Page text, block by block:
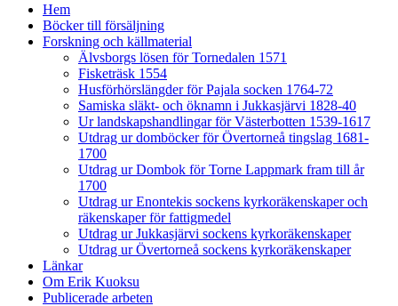
Hem
Böcker till försäljning
Forskning och källmaterial
Älvsborgs lösen för Tornedalen 1571
Fisketräsk 1554
Husförhörslängder för Pajala socken 1764-72
Samiska släkt- och öknamn i Jukkasjärvi 1828-40
Ur landskapshandlingar för Västerbotten 1539-1617
Utdrag ur domböcker för Övertorneå tingslag 1681-
1700
Utdrag ur Dombok för Torne Lappmark fram till år
1700
Utdrag ur Enontekis sockens kyrkoräkenskaper och
räkenskaper för fattigmedel
Utdrag ur Jukkasjärvi sockens kyrkoräkenskaper
Utdrag ur Övertorneå sockens kyrkoräkenskaper
Länkar
Om Erik Kuoksu
Publicerade arbeten